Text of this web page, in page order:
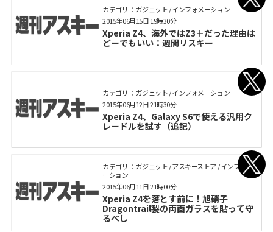
カテゴリ： ガジェット / インフォメーション
Xperia Z4、海外ではZ3＋だった理由は
どーでもいい：週間リスキー
2015年06月15日 19時30分
カテゴリ： ガジェット / インフォメーション
Xperia Z4、Galaxy S6で使える汎用ク
レードルを試す（追記）
2015年06月12日 21時30分
カテゴリ： ガジェット / アスキーストア / インフォメ
ーション
Xperia Z4を落とす前に！旭硝子
Dragontrail製の両面ガラスを貼って守
るべし
2015年06月11日 21時00分